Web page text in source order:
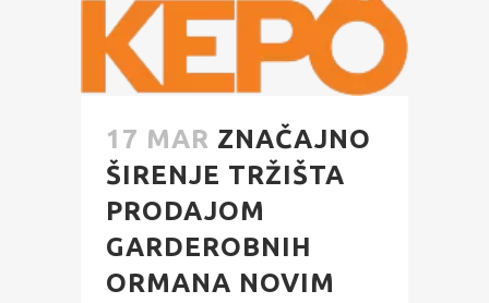
17 MAR ZNAČAJNO
ŠIRENJE TRŽIŠTA
PRODAJOM
GARDEROBNIH
ORMANA NOVIM